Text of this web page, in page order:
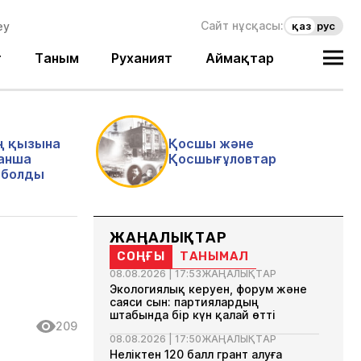
Сайт нұсқасы: қаз рус
Таным Руханият Аймақтар
қызына
болды
Қосшы және
Қосшығұловтар
209
ЖАҢАЛЫҚТАР
СОҢҒЫ ТАНЫМАЛ
08.08.2026 | 17:53ЖАҢАЛЫҚТАР
Экологиялық керуен, форум және
саяси сын: партиялардың
штабында бір күн қалай өтті
08.08.2026 | 17:50ЖАҢАЛЫҚТАР
Неліктен 120 балл грант алуға